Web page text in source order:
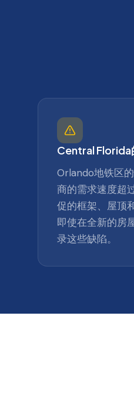
Central Florida
Orlando地铁区
商的需求速度超
促的框架、屋顶
即使在全新的房
录这些缺陷。